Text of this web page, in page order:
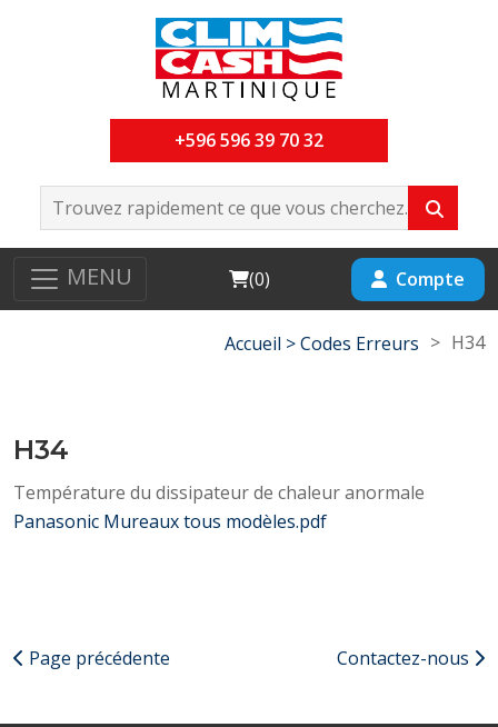
+596 596 39 70 32
MENU Cart
(0) Compte
Accueil >Codes Erreurs > H34
H34
Température du dissipateur de chaleur anormale
Panasonic Mureaux tous modèles.pdf
Page précédente Contactez-nous